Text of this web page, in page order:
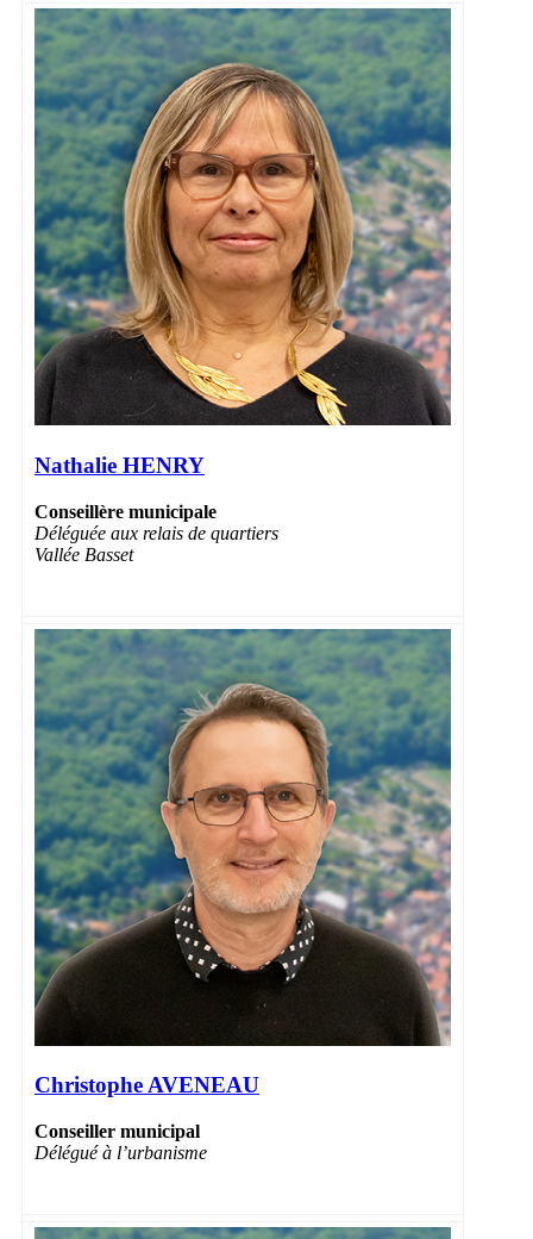
Nathalie HENRY
Conseillère municipale
Déléguée aux relais de quartiers
Vallée Basset
Christophe AVENEAU
Conseiller municipal
Délégué à l’urbanisme